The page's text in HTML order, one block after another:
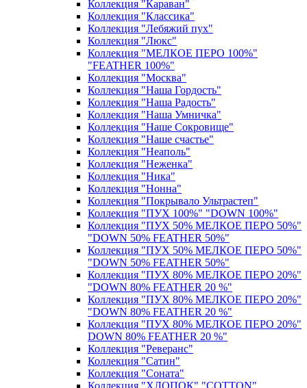
Коллекция "Караван"
Коллекция "Классика"
Коллекция "Лебяжий пух"
Коллекция "Люкс"
Коллекция "МЕЛКОЕ ПЕРО 100%"
"FEATHER 100%"
Коллекция "Москва"
Коллекция "Наша Гордость"
Коллекция "Наша Радость"
Коллекция "Наша Умничка"
Коллекция "Наше Сокровище"
Коллекция "Наше счастье"
Коллекция "Неаполь"
Коллекция "Неженка"
Коллекция "Ника"
Коллекция "Нонна"
Коллекция "Покрывало Ультрастеп"
Коллекция "ПУХ 100%" "DOWN 100%"
Коллекция "ПУХ 50% МЕЛКОЕ ПЕРО 50%"
"DOWN 50% FEATHER 50%"
Коллекция "ПУХ 50% МЕЛКОЕ ПЕРО 50%"
"DOWN 50% FEATHER 50%"
Коллекция "ПУХ 80% МЕЛКОЕ ПЕРО 20%"
"DOWN 80% FEATHER 20 %"
Коллекция "ПУХ 80% МЕЛКОЕ ПЕРО 20%"
"DOWN 80% FEATHER 20 %"
Коллекция "ПУХ 80% МЕЛКОЕ ПЕРО 20%"
DOWN 80% FEATHER 20 %"
Коллекция "Реверанс"
Коллекция "Сатин"
Коллекция "Соната"
Коллекция "ХЛОПОК" "COTTON"